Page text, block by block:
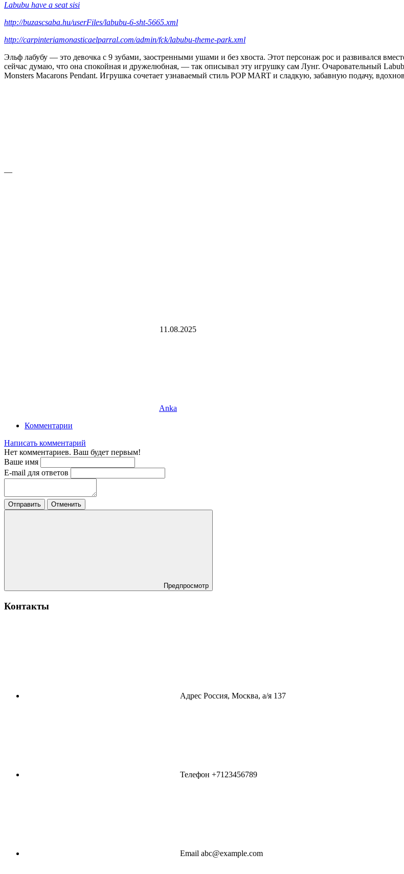
Labubu have a seat sisi
http://buzascsaba.hu/userFiles/labubu-6-sht-5665.xml
http://carpinteriamonasticaelparral.com/admin/fck/labubu-theme-park.xml
Эльф лабубу — это девочка с 9 зубами, заостренными ушами и без хвоста. Этот персонаж рос и развивался
сейчас думаю, что она спокойная и дружелюбная, — так описывал эту игрушку сам Лунг. Очаровательный
Monsters Macarons Pendant. Игрушка сочетает узнаваемый стиль POP MART и сладкую, забавную подачу,
—
11.08.2025
Anka
Комментарии
Написать комментарий
Нет комментариев. Ваш будет первым!
Ваше имя
E-mail для ответов
Отправить Отменить
Предпросмотр
Контакты
Адрес Россия, Москва, а/я 137
Телефон +7123456789
Email abc@example.com